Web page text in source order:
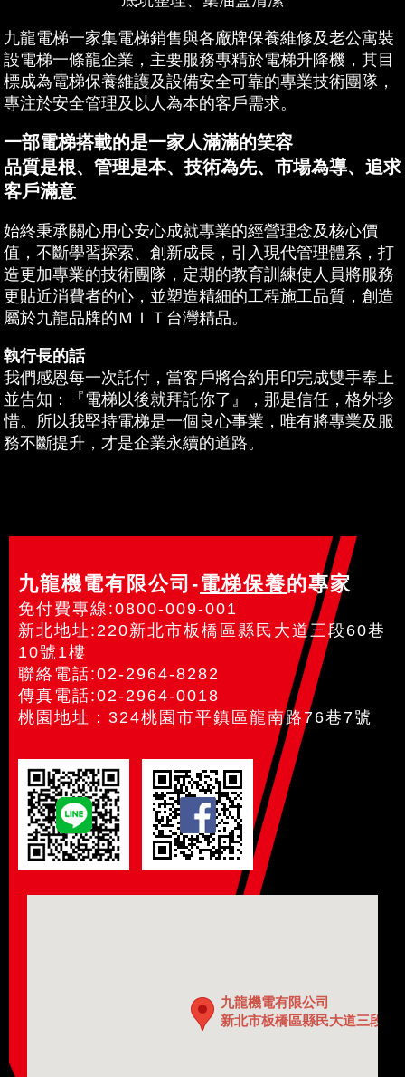
九龍電梯一家集電梯銷售與各廠牌保養維修及老公寓裝
設電梯一條龍企業，主要服務專精於電梯升降機，其目
標成為電梯保養維護及設備安全可靠的專業技術團隊，
專注於安全管理及以人為本的客戶需求。
一部電梯搭載的是一家人滿滿的笑容
品質是根、管理是本、技術為先、市場為導、追求
客戶滿意
始終秉承關心用心安心成就專業的經營理念及核心價
值，不斷學習探索、創新成長，引入現代管理體系，打
造更加專業的技術團隊，定期的教育訓練使人員將服務
更貼近消費者的心，並塑造精細的工程施工品質，創造
屬於九龍品牌的ＭＩＴ台灣精品。
執行長的話
我們感恩每一次託付，當客戶將合約用印完成雙手奉上
並告知：『電梯以後就拜託你了』，那是信任，格外珍
惜。所以我堅持電梯是一個良心事業，唯有將專業及服
務不斷提升，才是企業永續的道路。
九龍機電有限公司-電梯保養的專家
免付費專線:0800-009-001
新北地址:220新北市板橋區縣民大道三段60巷
10號1樓
聯絡電話:02-2964-8282
傳真電話:02-2964-0018
桃園地址：324桃園市平鎮區龍南路76巷7號
新北市板橋區縣民大道三段60
九龍機電有限公司